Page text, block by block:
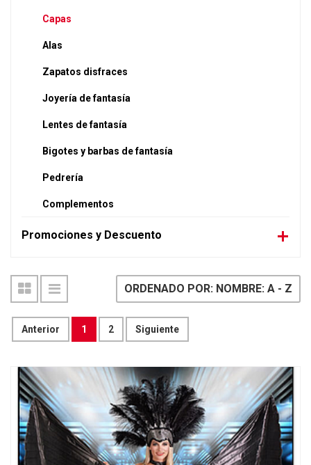
Capas
Alas
Zapatos disfraces
Joyería de fantasía
Lentes de fantasía
Bigotes y barbas de fantasía
Pedrería
Complementos
Promociones y Descuento
Anterior 1 2 Siguiente
ORDENADO POR: NOMBRE: A - Z